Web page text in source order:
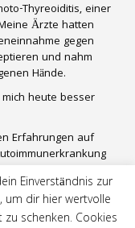
Thyreoiditis, einer
Ärzte hatten
gegen
und nahm
Hände.
heute besser
Erfahrungen auf
René ist mir mit
der
Einverständnis zur
um dir hier wertvolle
schenken. Cookies